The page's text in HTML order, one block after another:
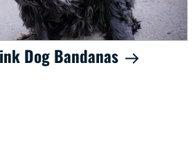
Dog Bandanas